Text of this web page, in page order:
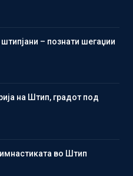
– познати шегаџии
на Штип, градот под
во Штип